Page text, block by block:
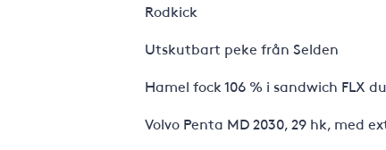
Rodkick
Utskutbart peke från Selden
Hamel fock 106 % i sandwich FLX
Volvo Penta MD 2030, 29 hk, med